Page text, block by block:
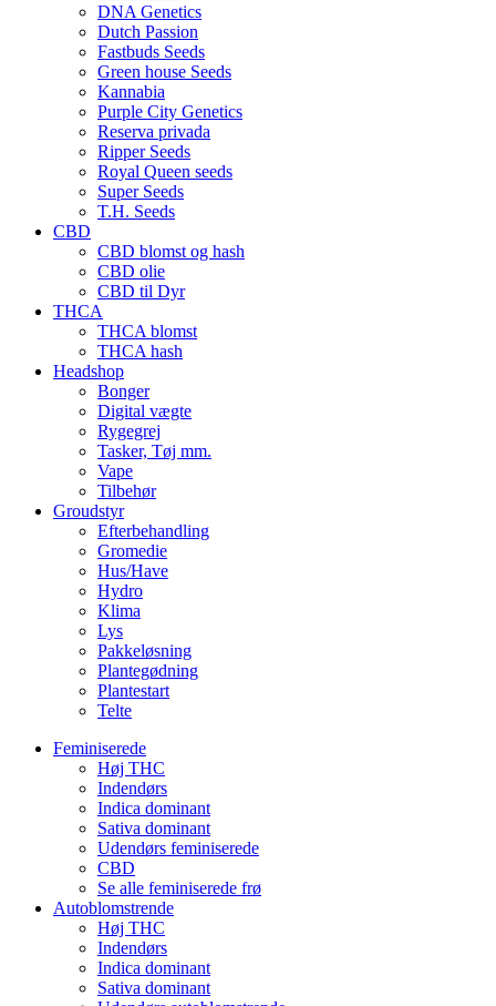
DNA Genetics
Dutch Passion
Fastbuds Seeds
Green house Seeds
Kannabia
Purple City Genetics
Reserva privada
Ripper Seeds
Royal Queen seeds
Super Seeds
T.H. Seeds
CBD
CBD blomst og hash
CBD olie
CBD til Dyr
THCA
THCA blomst
THCA hash
Headshop
Bonger
Digital vægte
Rygegrej
Tasker, Tøj mm.
Vape
Tilbehør
Groudstyr
Efterbehandling
Gromedie
Hus/Have
Hydro
Klima
Lys
Pakkeløsning
Plantegødning
Plantestart
Telte
Feminiserede
Høj THC
Indendørs
Indica dominant
Sativa dominant
Udendørs feminiserede
CBD
Se alle feminiserede frø
Autoblomstrende
Høj THC
Indendørs
Indica dominant
Sativa dominant